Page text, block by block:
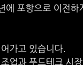
에 포항으로 이전
가고 있습니다.
업과 푸드테크 시